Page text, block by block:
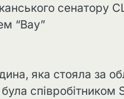
сенатору
“Вау”
яка стояла за
співробітником